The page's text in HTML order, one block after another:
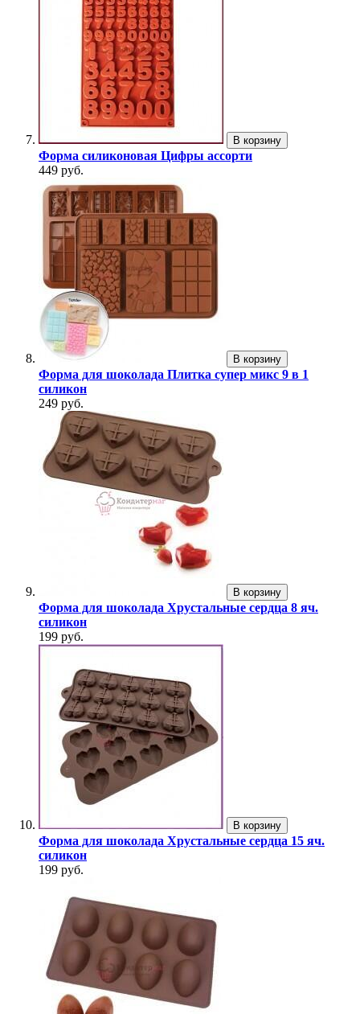
В корзину
Форма силиконовая Цифры ассорти
449 руб.
В корзину
Форма для шоколада Плитка супер микс 9 в 1
силикон
249 руб.
В корзину
Форма для шоколада Хрустальные сердца 8 яч.
силикон
199 руб.
В корзину
Форма для шоколада Хрустальные сердца 15 яч.
силикон
199 руб.